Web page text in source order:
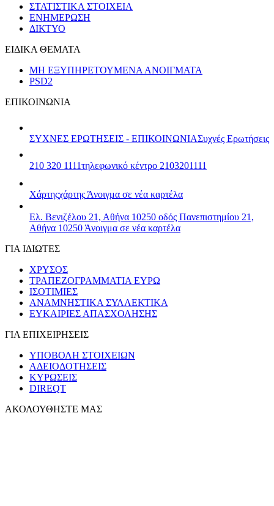
ΣΤΑΤΙΣΤΙΚΑ ΣΤΟΙΧΕΙΑ
ΕΝΗΜΕΡΩΣΗ
ΔΙΚΤΥΟ
ΕΙΔΙΚΑ ΘΕΜΑΤΑ
ΜΗ ΕΞΥΠΗΡΕΤΟΥΜΕΝΑ ΑΝΟΙΓΜΑΤΑ
PSD2
ΕΠΙΚΟΙΝΩΝΙΑ
ΣΥΧΝΕΣ ΕΡΩΤΗΣΕΙΣ - ΕΠΙΚΟΙΝΩΝΙΑΣυχνές Ερωτήσεις
210 320 1111τηλεφωνικό κέντρο 2103201111
Χάρτηςχάρτης Άνοιγμα σε νέα καρτέλα
Ελ. Βενιζέλου 21, Αθήνα 10250 οδός Πανεπιστημίου 21,
Αθήνα 10250 Άνοιγμα σε νέα καρτέλα
ΓΙΑ ΙΔΙΩΤΕΣ
ΧΡΥΣΟΣ
ΤΡΑΠΕΖΟΓΡΑΜΜΑΤΙΑ ΕΥΡΩ
ΙΣΟΤΙΜΙΕΣ
ΑΝΑΜΝΗΣΤΙΚΑ ΣΥΛΛΕΚΤΙΚΑ
ΕΥΚΑΙΡΙΕΣ ΑΠΑΣΧΟΛΗΣΗΣ
ΓΙΑ ΕΠΙΧΕΙΡΗΣΕΙΣ
ΥΠΟΒΟΛΗ ΣΤΟΙΧΕΙΩΝ
ΑΔΕΙΟΔΟΤΗΣΕΙΣ
ΚΥΡΩΣΕΙΣ
DIREQT
ΑΚΟΛΟΥΘΗΣΤΕ ΜΑΣ